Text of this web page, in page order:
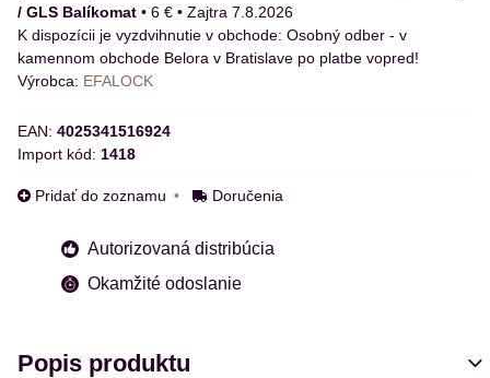
/ GLS Balíkomat • 6 € • Zajtra 7.8.2026
Osobný odber - v
kamennom obchode Belora v Bratislave po platbe vopred!
Výrobca: EFALOCK
EAN: 4025341516924
Import kód: 1418
Pridať do zoznamu Doručenia
Autorizovaná distribúcia
Okamžité odoslanie
Popis produktu